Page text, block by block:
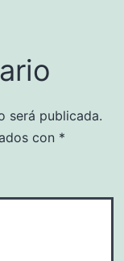
será publicada.
con *